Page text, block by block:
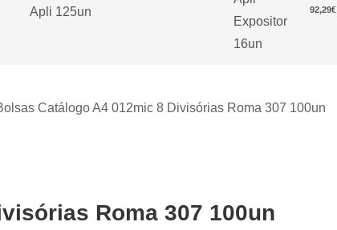
92,29€
Catálogo A4 012mic 8 Divisórias Roma 307 100un
Roma 307 100un